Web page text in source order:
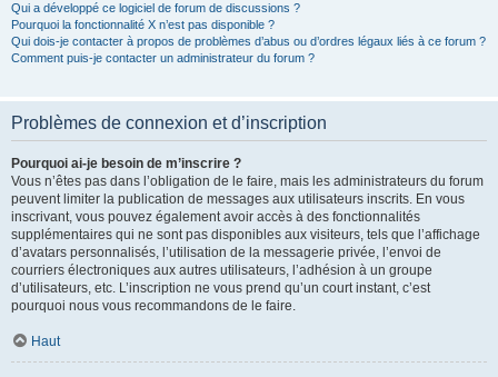
Qui a développé ce logiciel de forum de discussions ?
Pourquoi la fonctionnalité X n’est pas disponible ?
Qui dois-je contacter à propos de problèmes d’abus ou d’ordres légaux liés à ce forum ?
Comment puis-je contacter un administrateur du forum ?
Problèmes de connexion et d’inscription
Pourquoi ai-je besoin de m’inscrire ?
Vous n’êtes pas dans l’obligation de le faire, mais les administrateurs du forum
peuvent limiter la publication de messages aux utilisateurs inscrits. En vous
inscrivant, vous pouvez également avoir accès à des fonctionnalités
supplémentaires qui ne sont pas disponibles aux visiteurs, tels que l’affichage
d’avatars personnalisés, l’utilisation de la messagerie privée, l’envoi de
courriers électroniques aux autres utilisateurs, l’adhésion à un groupe
d’utilisateurs, etc. L’inscription ne vous prend qu’un court instant, c’est
pourquoi nous vous recommandons de le faire.
Haut